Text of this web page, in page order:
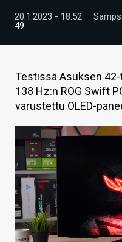
VIDEOT
HINTA.FI
KAUPPA
VAIHDA TEEMA
HAKU
20.1.2023 - 18:52
49
Testissä Asuksen
138 Hz:n ROG Swift
varustettu OLED-